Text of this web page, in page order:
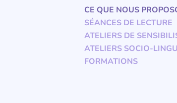
CE QUE NOUS
SÉANCES DE LECTURE
ATELIERS DE
ATELIERS SOCIO-
FORMATIONS